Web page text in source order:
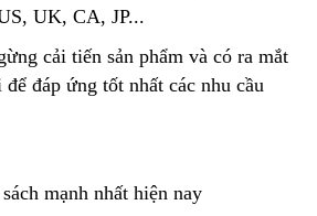
UK, CA, JP...
cải tiến sản phẩm và có ra mắt
đáp ứng tốt nhất các nhu cầu
mạnh nhất hiện nay